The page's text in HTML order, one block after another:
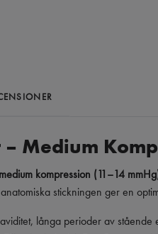
Medium
kompression (11–14
stickningen ger en
långa perioder av